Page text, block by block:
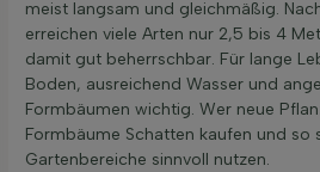
meist langsam und gleichmäßig.
erreichen viele Arten nur 2,5 bis 4
damit gut beherrschbar. Für lange
Boden, ausreichend Wasser und
Formbäumen wichtig. Wer neue
Formbäume Schatten kaufen und so
Gartenbereiche sinnvoll nutzen.